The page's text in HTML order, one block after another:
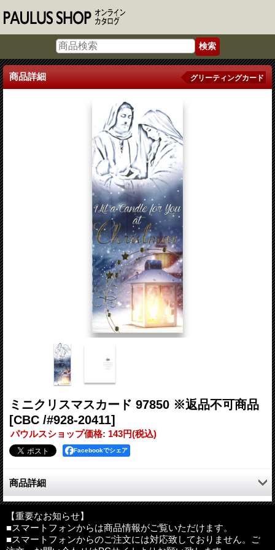
商品詳細 グリーティングカード
ミニクリスマスカード 97850 ※返品不可商品
[CBC /#928-20411]
パウルスショップ価格: 143円(税込)
Facebookでシェア
商品詳細
長方形のミニクリスマスカードです。
サイズ：約190mm×75mm（二つ折りの状態）
その他：封筒付き(白色）
【重要なお知らせ】
■スマートフォンからは商品情報がご覧いただけます。
■スマートフォンからのご注文には対応致しておりません。ご